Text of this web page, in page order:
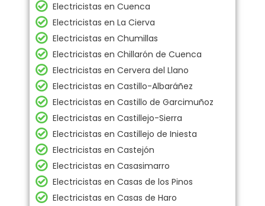
Electricistas en Cuenca
Electricistas en La Cierva
Electricistas en Chumillas
Electricistas en Chillarón de Cuenca
Electricistas en Cervera del Llano
Electricistas en Castillo-Albaráñez
Electricistas en Castillo de Garcimuñoz
Electricistas en Castillejo-Sierra
Electricistas en Castillejo de Iniesta
Electricistas en Castejón
Electricistas en Casasimarro
Electricistas en Casas de los Pinos
Electricistas en Casas de Haro